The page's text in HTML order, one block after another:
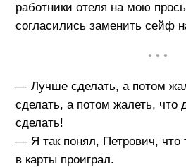
работники отеля на мою
согласились заменить сейф
• • •
— Лучше сделать, а потом
сделать, а потом жалеть, что
сделать!
— Я так понял, Петрович, что
в карты проиграл.